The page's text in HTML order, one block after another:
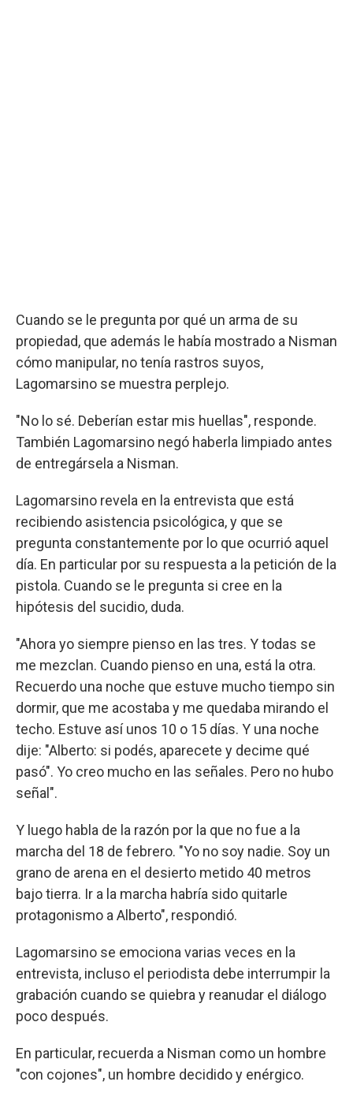
Cuando se le pregunta por qué un arma de su
propiedad, que además le había mostrado a Nisman
cómo manipular, no tenía rastros suyos,
Lagomarsino se muestra perplejo.
"No lo sé. Deberían estar mis huellas", responde.
También Lagomarsino negó haberla limpiado antes
de entregársela a Nisman.
Lagomarsino revela en la entrevista que está
recibiendo asistencia psicológica, y que se
pregunta constantemente por lo que ocurrió aquel
día. En particular por su respuesta a la petición de la
pistola. Cuando se le pregunta si cree en la
hipótesis del sucidio, duda.
"Ahora yo siempre pienso en las tres. Y todas se
me mezclan. Cuando pienso en una, está la otra.
Recuerdo una noche que estuve mucho tiempo sin
dormir, que me acostaba y me quedaba mirando el
techo. Estuve así unos 10 o 15 días. Y una noche
dije: "Alberto: si podés, aparecete y decime qué
pasó". Yo creo mucho en las señales. Pero no hubo
señal".
Y luego habla de la razón por la que no fue a la
marcha del 18 de febrero. "Yo no soy nadie. Soy un
grano de arena en el desierto metido 40 metros
bajo tierra. Ir a la marcha habría sido quitarle
protagonismo a Alberto", respondió.
Lagomarsino se emociona varias veces en la
entrevista, incluso el periodista debe interrumpir la
grabación cuando se quiebra y reanudar el diálogo
poco después.
En particular, recuerda a Nisman como un hombre
"con cojones", un hombre decidido y enérgico.